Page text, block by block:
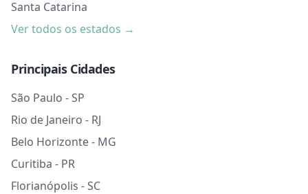
Santa Catarina
Ver todos os estados →
Principais Cidades
São Paulo - SP
Rio de Janeiro - RJ
Belo Horizonte - MG
Curitiba - PR
Florianópolis - SC